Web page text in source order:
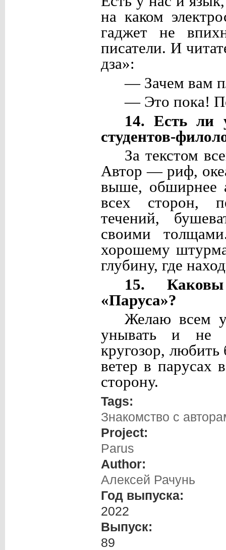
на каком
гаджет не
писатели. И
дза»:
— Зачем вам
— Это пока!
14. Есть ли
студентов-
За текстом
Автор — риф,
выше, обширнее
всех сторон,
течений,
своими
хорошему
глубину, где
15.
«Паруса»?
Желаю всем
унывать и не
кругозор,
ветер в парусах
сторону.
Tags:
Знакомство с
Project:
Parus
Author:
Алексей Рачунь
Год выпуска:
2022
Выпуск:
89